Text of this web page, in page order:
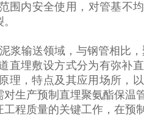
围内安全使用，对管基不
浆输送领域，与钢管相比，
直埋敷设方式分为有弥补
理，特点及其应用场所，
生产预制直埋聚氨酯保温
程质量的关键工作，在预